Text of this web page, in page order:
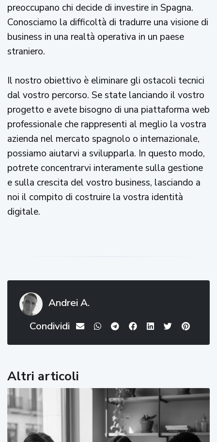
preoccupano chi decide di investire in Spagna.
Conosciamo la difficoltà di tradurre una visione di
business in una realtà operativa in un paese
straniero.
Il nostro obiettivo è eliminare gli ostacoli tecnici
dal vostro percorso. Se state lanciando il vostro
progetto e avete bisogno di una piattaforma web
professionale che rappresenti al meglio la vostra
azienda nel mercato spagnolo o internazionale,
possiamo aiutarvi a svilupparla. In questo modo,
potrete concentrarvi interamente sulla gestione
e sulla crescita del vostro business, lasciando a
noi il compito di costruire la vostra identità
digitale.
Andrei A.
Condividi
Altri articoli